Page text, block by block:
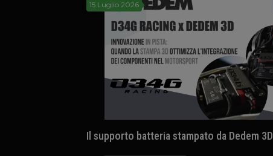
15 Luglio 2026
Il supporto batteria stampato da Dedem 3D